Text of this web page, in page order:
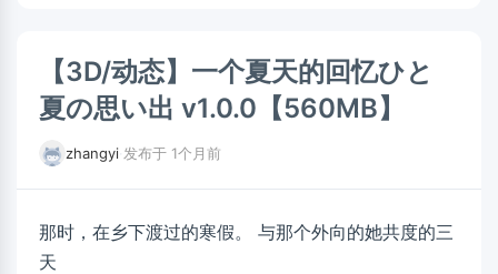
【3D/动态】一个夏天的回忆ひと
夏の思い出 v1.0.0【560MB】
zhangyi 发布于 1个月前
那时，在乡下渡过的寒假。 与那个外向的她共度的三
天